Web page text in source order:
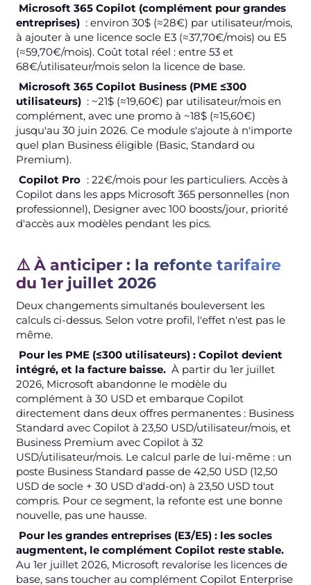
Microsoft 365 Copilot (complément pour grandes
entreprises) : environ 30$ (≈28€) par utilisateur/mois,
à ajouter à une licence socle E3 (≈37,70€/mois) ou E5
(≈59,70€/mois). Coût total réel : entre 53 et
68€/utilisateur/mois selon la licence de base.
Microsoft 365 Copilot Business (PME ≤300
utilisateurs) : ~21$ (≈19,60€) par utilisateur/mois en
complément, avec une promo à ~18$ (≈15,60€)
jusqu'au 30 juin 2026. Ce module s'ajoute à n'importe
quel plan Business éligible (Basic, Standard ou
Premium).
Copilot Pro : 22€/mois pour les particuliers. Accès à
Copilot dans les apps Microsoft 365 personnelles (non
professionnel), Designer avec 100 boosts/jour, priorité
d'accès aux modèles pendant les pics.
⚠️ À anticiper : la refonte tarifaire
du 1er juillet 2026
Deux changements simultanés bouleversent les
calculs ci-dessus. Selon votre profil, l'effet n'est pas le
même.
Pour les PME (≤300 utilisateurs) : Copilot devient
intégré, et la facture baisse. À partir du 1er juillet
2026, Microsoft abandonne le modèle du
complément à 30 USD et embarque Copilot
directement dans deux offres permanentes : Business
Standard avec Copilot à 23,50 USD/utilisateur/mois, et
Business Premium avec Copilot à 32
USD/utilisateur/mois. Le calcul parle de lui-même : un
poste Business Standard passe de 42,50 USD (12,50
USD de socle + 30 USD d'add-on) à 23,50 USD tout
compris. Pour ce segment, la refonte est une bonne
nouvelle, pas une hausse.
Pour les grandes entreprises (E3/E5) : les socles
augmentent, le complément Copilot reste stable.
Au 1er juillet 2026, Microsoft revalorise les licences de
base, sans toucher au complément Copilot Enterprise